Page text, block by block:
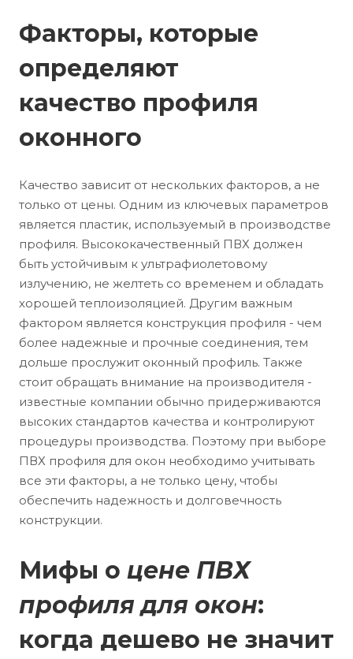
Факторы, которые
определяют
качество профиля
оконного
Качество зависит от нескольких факторов, а не
только от цены. Одним из ключевых параметров
является пластик, используемый в производстве
профиля. Высококачественный ПВХ должен
быть устойчивым к ультрафиолетовому
излучению, не желтеть со временем и обладать
хорошей теплоизоляцией. Другим важным
фактором является конструкция профиля - чем
более надежные и прочные соединения, тем
дольше прослужит оконный профиль. Также
стоит обращать внимание на производителя -
известные компании обычно придерживаются
высоких стандартов качества и контролируют
процедуры производства. Поэтому при выборе
ПВХ профиля для окон необходимо учитывать
все эти факторы, а не только цену, чтобы
обеспечить надежность и долговечность
конструкции.
Мифы о цене ПВХ
профиля для окон:
когда дешево не значит